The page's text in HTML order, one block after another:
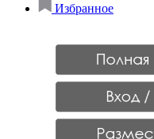
Избранное